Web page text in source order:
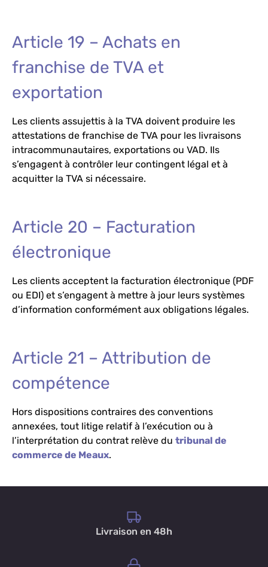
Article 19 – Achats en
franchise de TVA et
exportation
Les clients assujettis à la TVA doivent produire les
attestations de franchise de TVA pour les livraisons
intracommunautaires, exportations ou VAD. Ils
s’engagent à contrôler leur contingent légal et à
acquitter la TVA si nécessaire.
Article 20 – Facturation
électronique
Les clients acceptent la facturation électronique (PDF
ou EDI) et s’engagent à mettre à jour leurs systèmes
d’information conformément aux obligations légales.
Article 21 – Attribution de
compétence
Hors dispositions contraires des conventions
annexées, tout litige relatif à l’exécution ou à
l’interprétation du contrat relève du tribunal de
commerce de Meaux.
Livraison en 48h